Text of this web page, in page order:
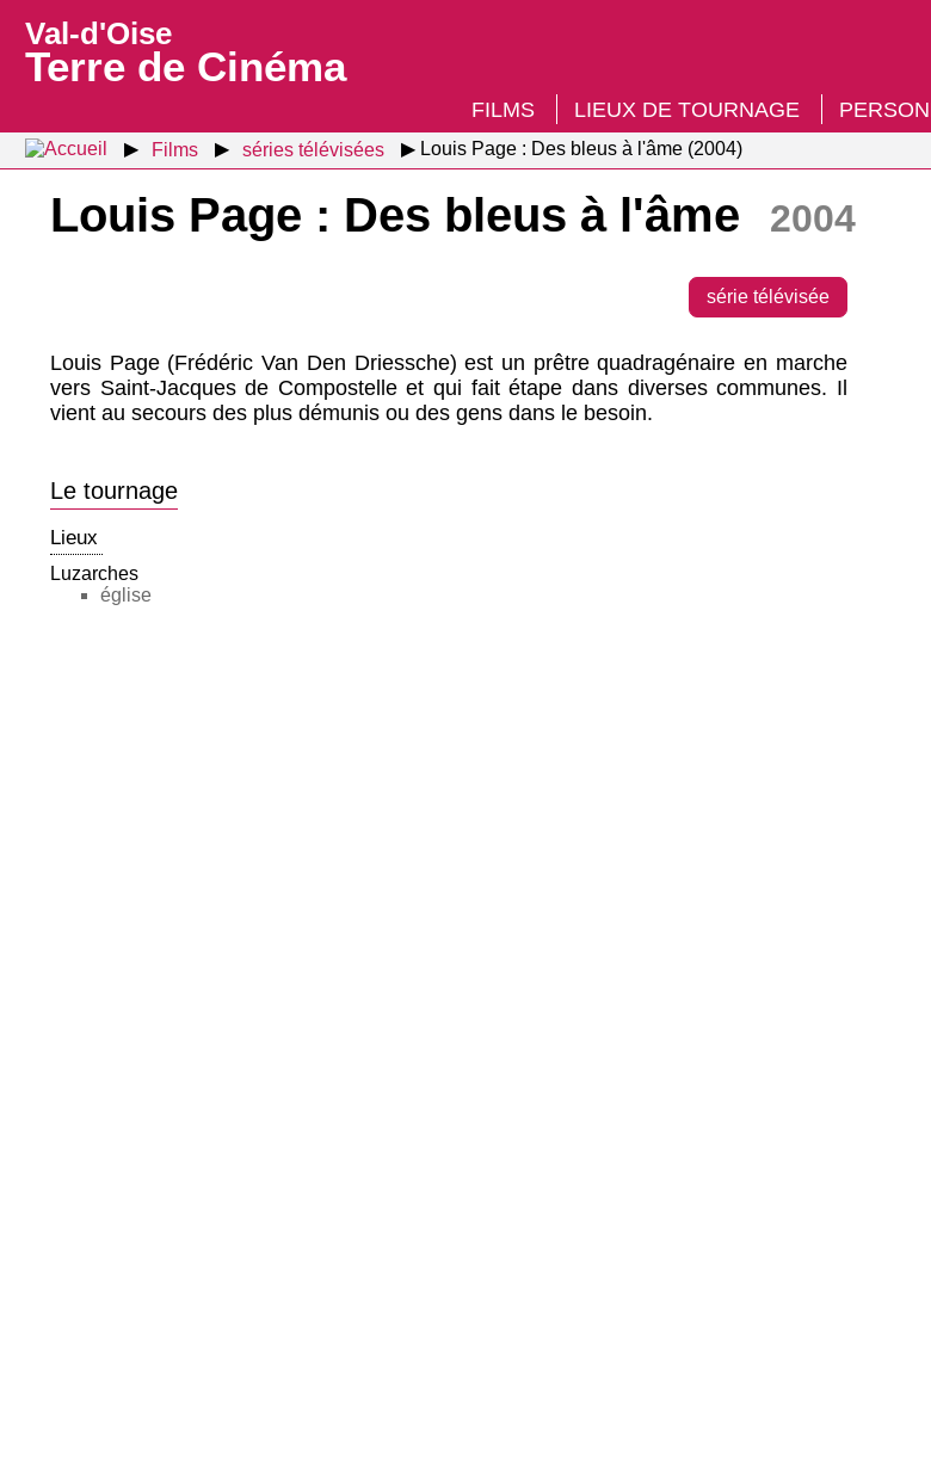
Val-d'Oise
Terre de Cinéma
FILMS LIEUX DE TOURNAGE
Films séries télévisées Louis Page : Des bleus à l'âme (2004)
Louis Page : Des bleus à l'âme 2004
série télévisée
Louis Page (Frédéric Van Den Driessche) est un prêtre quadragénaire en marche
vers Saint-Jacques de Compostelle et qui fait étape dans diverses communes. Il
vient au secours des plus démunis ou des gens dans le besoin.
Le tournage
Lieux
Luzarches
église